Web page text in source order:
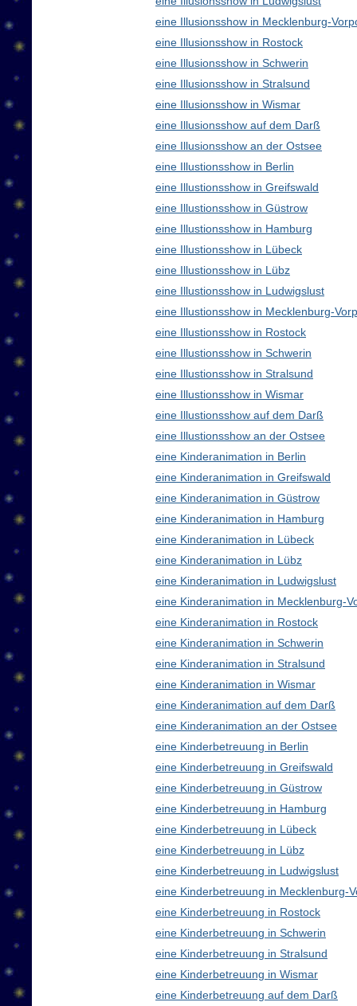
eine Illusionsshow in Mecklenburg-
eine Illusionsshow in Rostock
eine Illusionsshow in Schwerin
eine Illusionsshow in Stralsund
eine Illusionsshow in Wismar
eine Illusionsshow auf dem Darß
eine Illusionsshow an der Ostsee
eine Illustionsshow in Berlin
eine Illustionsshow in Greifswald
eine Illustionsshow in Güstrow
eine Illustionsshow in Hamburg
eine Illustionsshow in Lübeck
eine Illustionsshow in Lübz
eine Illustionsshow in Ludwigslust
eine Illustionsshow in Mecklenburg-
eine Illustionsshow in Rostock
eine Illustionsshow in Schwerin
eine Illustionsshow in Stralsund
eine Illustionsshow in Wismar
eine Illustionsshow auf dem Darß
eine Illustionsshow an der Ostsee
eine Kinderanimation in Berlin
eine Kinderanimation in Greifswald
eine Kinderanimation in Güstrow
eine Kinderanimation in Hamburg
eine Kinderanimation in Lübeck
eine Kinderanimation in Lübz
eine Kinderanimation in Ludwigslust
eine Kinderanimation in Mecklenburg-
eine Kinderanimation in Rostock
eine Kinderanimation in Schwerin
eine Kinderanimation in Stralsund
eine Kinderanimation in Wismar
eine Kinderanimation auf dem Darß
eine Kinderanimation an der Ostsee
eine Kinderbetreuung in Berlin
eine Kinderbetreuung in Greifswald
eine Kinderbetreuung in Güstrow
eine Kinderbetreuung in Hamburg
eine Kinderbetreuung in Lübeck
eine Kinderbetreuung in Lübz
eine Kinderbetreuung in Ludwigslust
eine Kinderbetreuung in Mecklenburg-
eine Kinderbetreuung in Rostock
eine Kinderbetreuung in Schwerin
eine Kinderbetreuung in Stralsund
eine Kinderbetreuung in Wismar
eine Kinderbetreuung auf dem Darß